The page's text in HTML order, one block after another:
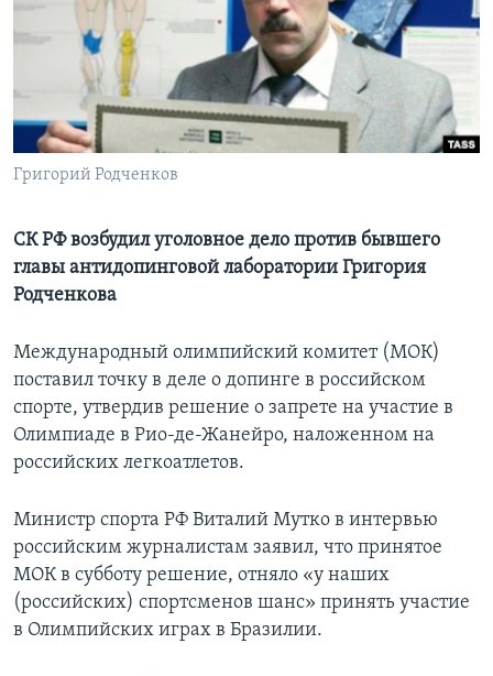
Learning English
СОЦИАЛЬНЫЕ СЕТИ
Григорий Родченков
СК РФ возбудил уголовное дело против бывшего
главы антидопинговой лаборатории Григория
Родченкова
Международный олимпийский комитет (МОК)
поставил точку в деле о допинге в российском
спорте, утвердив решение о запрете на участие в
Олимпиаде в Рио-де-Жанейро, наложенном на
российских легкоатлетов.
Министр спорта РФ Виталий Мутко в интервью
российским журналистам заявил, что принятое
МОК в субботу решение, отняло «у наших
(российских) спортсменов шанс» принять участие
в Олимпийских играх в Бразилии.